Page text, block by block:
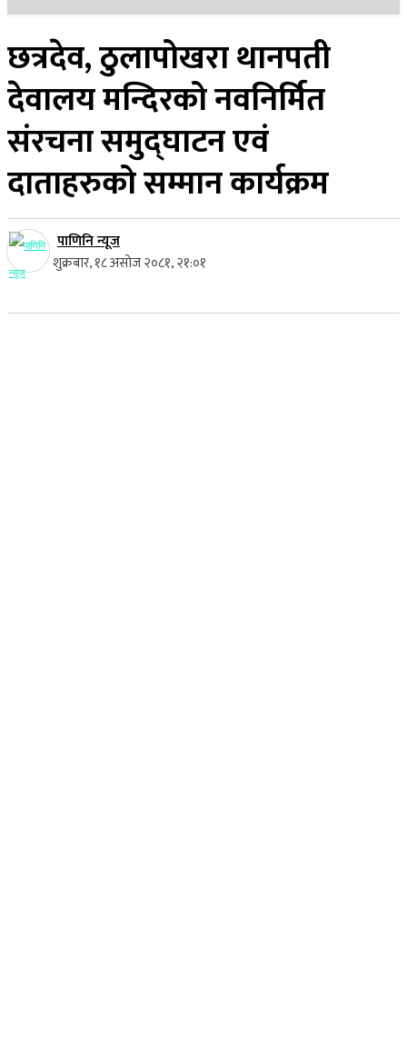
छत्रदेव, ठुलापोखरा थानपती
देवालय मन्दिरको नवनिर्मित
संरचना समुद्घाटन एवं
दाताहरुको सम्मान कार्यक्रम
पाणिनि न्यूज
शुक्रबार, १८ असोज २०८१, २१:०१